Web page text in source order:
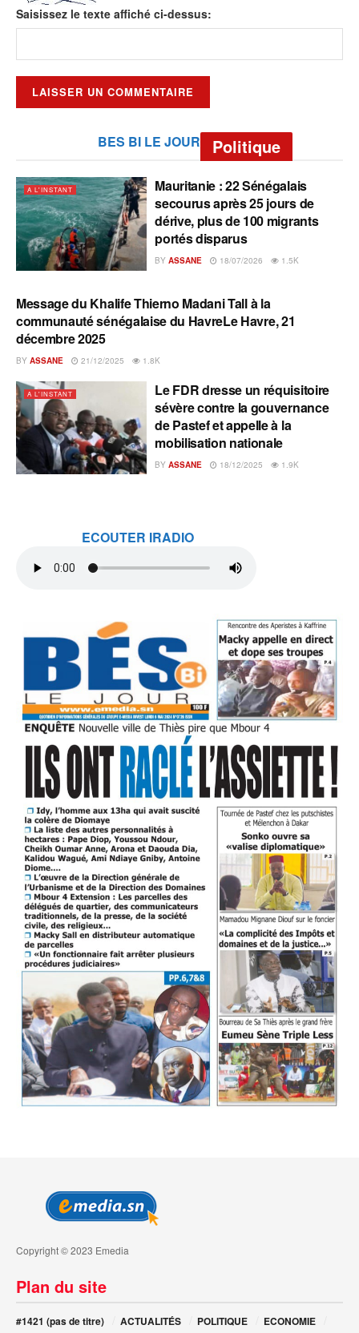
Saisissez le texte affiché ci-dessus:
BES BI LE JOUR Politique
A L'INSTANT
Mauritanie : 22 Sénégalais
secourus après 25 jours de
dérive, plus de 100 migrants
portés disparus
BY ASSANE 18/07/2026 1.5K
A L'INSTANT
Message du Khalife Thierno Madani Tall à la
communauté sénégalaise du HavreLe Havre, 21
décembre 2025
BY ASSANE 21/12/2025 1.8K
A L'INSTANT
Le FDR dresse un réquisitoire
sévère contre la gouvernance
de Pastef et appelle à la
mobilisation nationale
BY ASSANE 18/12/2025 1.9K
ECOUTER IRADIO
Copyright © 2023 Emedia
Plan du site
#1421 (pas de titre) ACTUALITÉS POLITIQUE
ECONOMIE